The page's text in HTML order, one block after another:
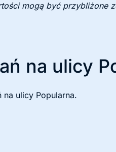
mogą być
na ulicy
na ulicy Popularna.